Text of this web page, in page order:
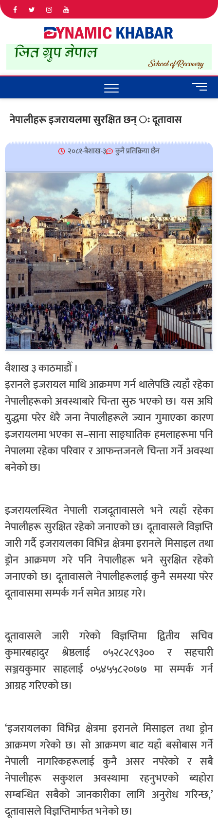
IN NEPAL
M
e
u
o
n
नेपालीहरू इजरायलमा सुरक्षित छन् ः दूतावास
२०८१-बैशाख-३ कुनै प्रतिक्रिया छैन
वैशाख ३ काठमाडौँ ।
इरानले इजरायल माथि आक्रमण गर्न थालेपछि त्यहाँ रहेका
नेपालीहरूको अवस्थाबारे चिन्ता सुरु भएको छ। यस अघि
युद्धमा परेर धेरै जना नेपालीहरूले ज्यान गुमाएका कारण
इजरायलमा भएका स–साना साङ्घातिक हमलाहरूमा पनि
नेपालमा रहेका परिवार र आफन्तजनले चिन्ता गर्ने अवस्था
बनेको छ।
इजरायलस्थित नेपाली राजदूतावासले भने त्यहाँ रहेका
नेपालीहरू सुरक्षित रहेको जनाएको छ। दूतावासले विज्ञप्ति
जारी गर्दै इजरायलका विभिन्न क्षेत्रमा इरानले मिसाइल तथा
ड्रोन आक्रमण गरे पनि नेपालीहरू भने सुरक्षित रहेको
जनाएको छ। दूतावासले नेपालीहरूलाई कुनै समस्या परेर
दूतावासमा सम्पर्क गर्न समेत आग्रह गरे।
दूतावासले जारी गरेको विज्ञप्तिमा द्वितीय सचिव
कुमारबहादुर श्रेष्ठलाई ०५२८२८९३०० र सहचारी
सञ्जयकुमार साहलाई ०५४५५८२०७७ मा सम्पर्क गर्न
आग्रह गरिएको छ।
‘इजरायलका विभिन्न क्षेत्रमा इरानले मिसाइल तथा ड्रोन
आक्रमण गरेको छ। सो आक्रमण बाट यहाँ बसोबास गर्ने
नेपाली नागरिकहरूलाई कुनै असर नपरेको र सबै
नेपालीहरू सकुशल अवस्थामा रहनुभएको ब्यहोरा
सम्बन्धित सबैको जानकारीका लागि अनुरोध गरिन्छ,’
दूतावासले विज्ञप्तिमार्फत भनेको छ।